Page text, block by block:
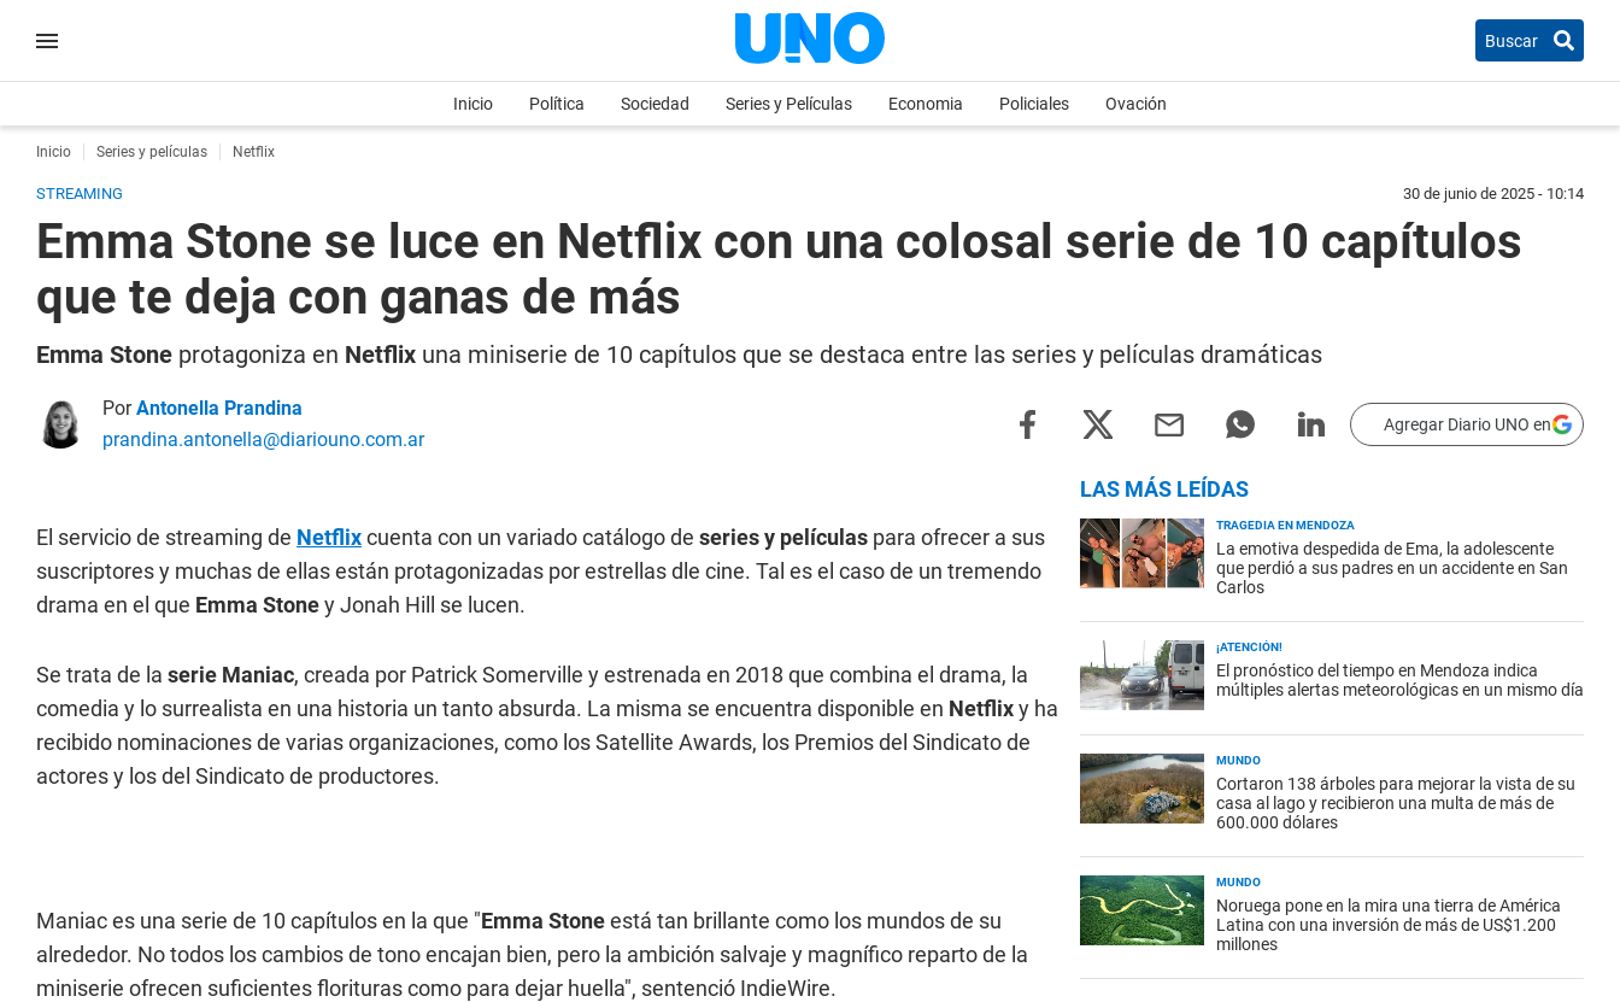
Buscar
Inicio Política Sociedad Series y Películas Economia Policiales Ovación
Inicio Series y películas Netflix
STREAMING 30 de junio de 2025 - 10:14
Emma Stone se luce en Netflix con una colosal serie de 10 capítulos
que te deja con ganas de más
Emma Stone protagoniza en Netflix una miniserie de 10 capítulos que se destaca entre las series y películas dramáticas
PorAntonella Prandina
prandina.antonella@diariouno.com.ar
Agregar Diario UNO en
El servicio de streaming de Netflixcuenta con un variado catálogo de series y películas para ofrecer a sus
suscriptores y muchas de ellas están protagonizadas por estrellas dle cine. Tal es el caso de un tremendo
drama en el que Emma Stoney Jonah Hill se lucen.
Se trata de la serie Maniac, creada por Patrick Somerville y estrenada en 2018 que combina el drama, la
comedia y lo surrealista en una historia un tanto absurda. La misma se encuentra disponible en Netflixy ha
recibido nominaciones de varias organizaciones, como los Satellite Awards, los Premios del Sindicato de
actores y los del Sindicato de productores.
Maniac es una serie de 10 capítulos en la que "Emma Stoneestá tan brillante como los mundos de su
alrededor. No todos los cambios de tono encajan bien, pero la ambición salvaje y magnífico reparto de la
miniserie ofrecen suficientes florituras como para dejar huella", sentenció IndieWire.
LAS MÁS LEÍDAS
TRAGEDIA EN MENDOZA
La emotiva despedida de Ema, la adolescente
que perdió a sus padres en un accidente en San
Carlos
¡ATENCIÓN!
El pronóstico del tiempo en Mendoza indica
múltiples alertas meteorológicas en un mismo día
MUNDO
Cortaron 138 árboles para mejorar la vista de su
casa al lago y recibieron una multa de más de
600.000 dólares
MUNDO
Noruega pone en la mira una tierra de América
Latina con una inversión de más de US$1.200
millones